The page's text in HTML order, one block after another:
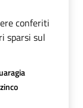
conferiti
sparsi sul